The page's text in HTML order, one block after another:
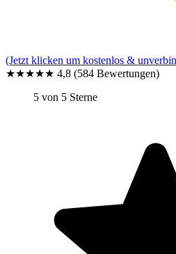
(Jetzt klicken um kostenlos &
★★★★★ 4,8 (584 Bewertungen)
5 von 5 Sterne